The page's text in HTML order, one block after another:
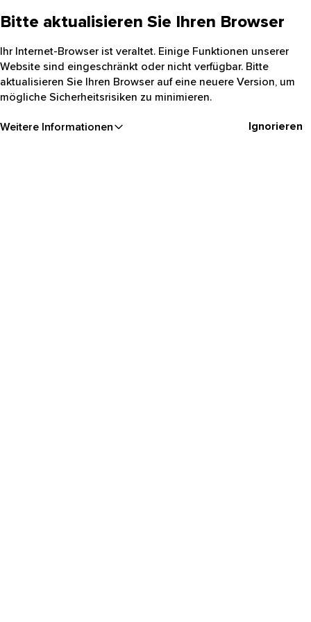
Bitte aktualisieren Sie Ihren Browser
Ihr Internet-Browser ist veraltet. Einige Funktionen unserer
Website sind eingeschränkt oder nicht verfügbar. Bitte
aktualisieren Sie Ihren Browser auf eine neuere Version, um
mögliche Sicherheitsrisiken zu minimieren.
Weitere Informationen Ignorieren